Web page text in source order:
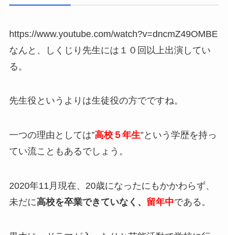
https://www.youtube.com/watch?v=dncmZ49OMBE
なんと、しくじり先生には１０回以上出演してい
る。
先生役というよりは生徒役の方でですね。
一つの理由としては”高校５年生”という学歴を持っ
てい流こともあるでしょう。
2020年11月現在、20歳になったにもかかわらず、
未だに高校を卒業できていなく、 留年中である。